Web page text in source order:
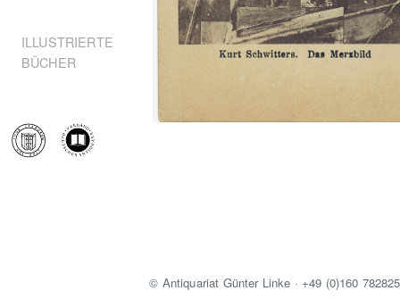
ILLUSTRIERTE
BÜCHER
© Antiquariat Günter Linke · +49 (0)160